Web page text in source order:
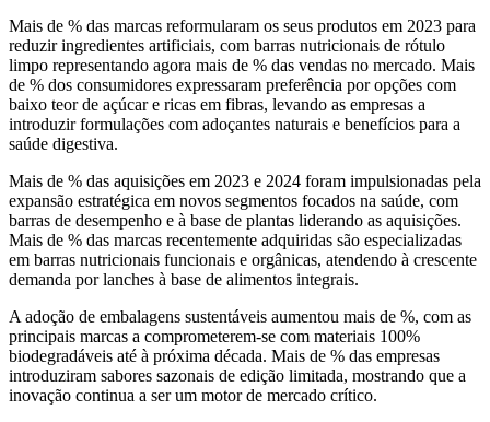
Mais de % das marcas reformularam os seus produtos em 2023 para
reduzir ingredientes artificiais, com barras nutricionais de rótulo
limpo representando agora mais de % das vendas no mercado. Mais
de % dos consumidores expressaram preferência por opções com
baixo teor de açúcar e ricas em fibras, levando as empresas a
introduzir formulações com adoçantes naturais e benefícios para a
saúde digestiva.
Mais de % das aquisições em 2023 e 2024 foram impulsionadas pela
expansão estratégica em novos segmentos focados na saúde, com
barras de desempenho e à base de plantas liderando as aquisições.
Mais de % das marcas recentemente adquiridas são especializadas
em barras nutricionais funcionais e orgânicas, atendendo à crescente
demanda por lanches à base de alimentos integrais.
A adoção de embalagens sustentáveis ​​aumentou mais de %, com as
principais marcas a comprometerem-se com materiais 100%
biodegradáveis ​​até à próxima década. Mais de % das empresas
introduziram sabores sazonais de edição limitada, mostrando que a
inovação continua a ser um motor de mercado crítico.